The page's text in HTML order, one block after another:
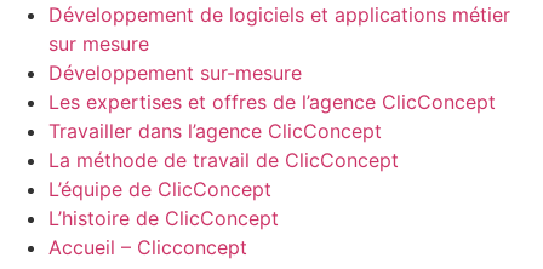
Développement de logiciels et applications métier
sur mesure
Développement sur-mesure
Les expertises et offres de l’agence ClicConcept
Travailler dans l’agence ClicConcept
La méthode de travail de ClicConcept
L’équipe de ClicConcept
L’histoire de ClicConcept
Accueil – Clicconcept